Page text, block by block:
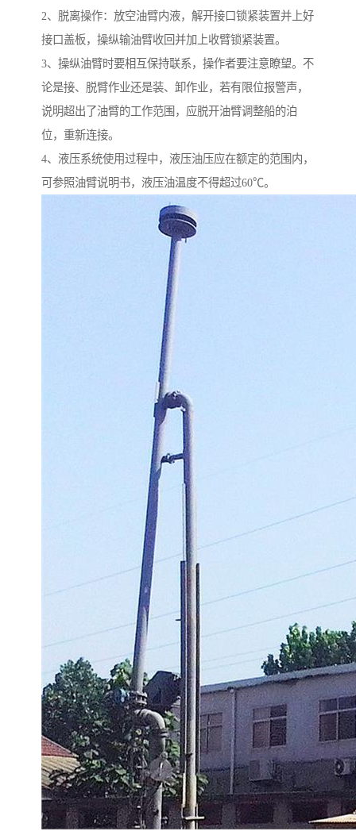
2、脱离操作：放空油臂内液，解开接口锁紧装置并上好
接口盖板，操纵输油臂收回并加上收臂锁紧装置。
3、操纵油臂时要相互保持联系，操作者要注意瞭望。不
论是接、脱臂作业还是装、卸作业，若有限位报警声，
说明超出了油臂的工作范围，应脱开油臂调整船的泊
位，重新连接。
4、液压系统使用过程中，液压油压应在额定的范围内，
可参照油臂说明书，液压油温度不得超过60℃。